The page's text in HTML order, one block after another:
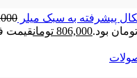
پیشرفته به سبک میلر
806,000 تومانقیمت